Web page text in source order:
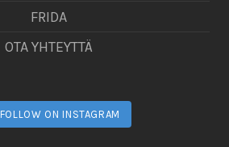
FRIDA
OTA YHTEYTTÄ
FOLLOW ON INSTAGRAM